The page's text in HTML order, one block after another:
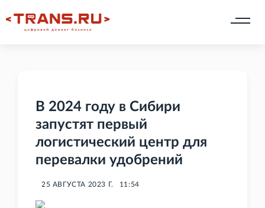
В 2024 году в Сибири
запустят первый
логистический центр для
перевалки удобрений
25 АВГУСТА 2023 Г. 11:54